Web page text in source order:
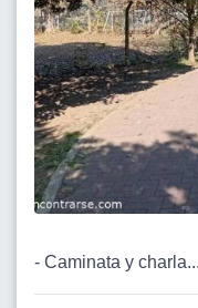
- Caminata y